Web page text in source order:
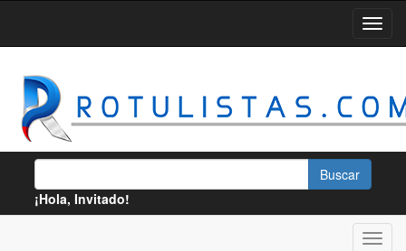
¡Hola, Invitado!